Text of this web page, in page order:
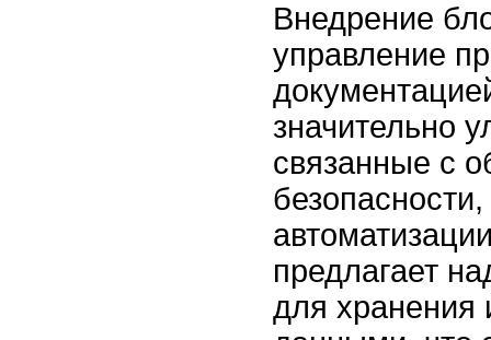
Внедрение
управление
значительно
связанные с
предлагает
для